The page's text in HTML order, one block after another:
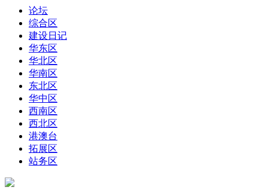
论坛
综合区
建设日记
华东区
华北区
华南区
东北区
华中区
西南区
西北区
港澳台
拓展区
站务区